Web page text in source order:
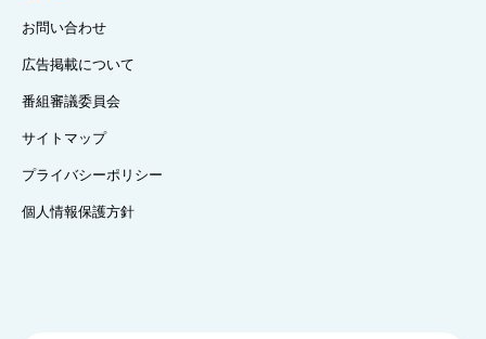
お問い合わせ
広告掲載について
番組審議委員会
サイトマップ
プライバシーポリシー
個人情報保護方針